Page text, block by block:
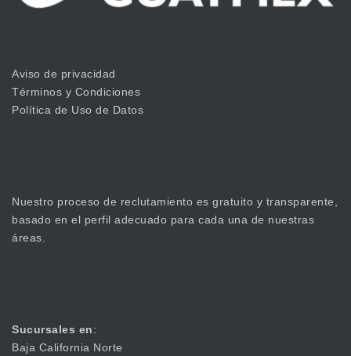
Aviso de privacidad
Términos y Condiciones
Política de Uso de Datos
Nuestro proceso de reclutamiento es gratuito y transparente,
basado en el perfil adecuado para cada una de nuestras
áreas.
Sucursales en:
Baja California Norte